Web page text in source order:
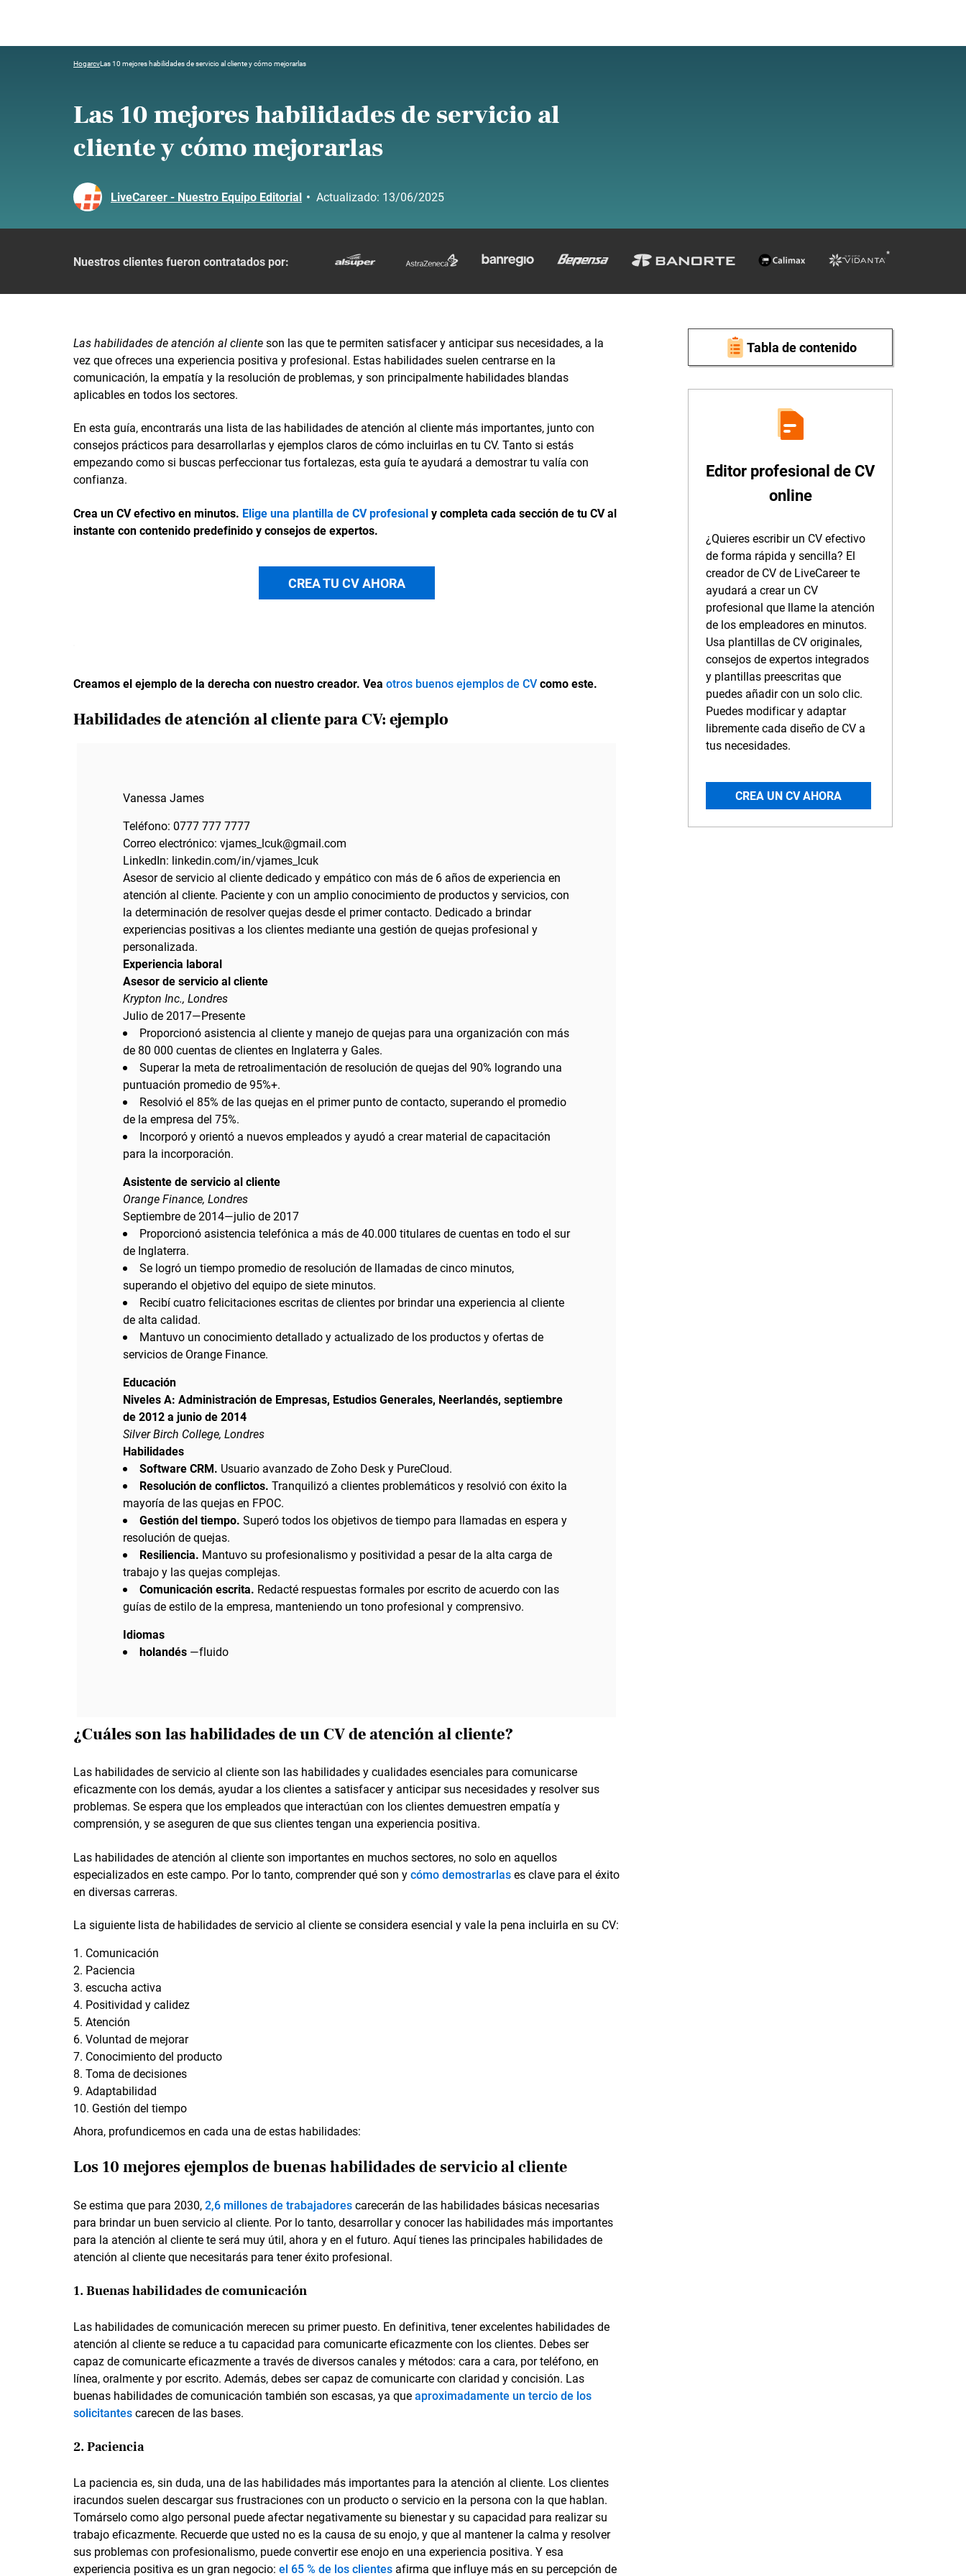
HogarcvLas 10 mejores habilidades de servicio al cliente y cómo mejorarlas
Las 10 mejores habilidades de servicio al
cliente y cómo mejorarlas
LiveCareer - Nuestro Equipo Editorial • Actualizado: 13/06/2025
Nuestros clientes fueron contratados por:
Tabla de contenido
Editor profesional de CV
online
¿Quieres escribir un CV efectivo
de forma rápida y sencilla? El
creador de CV de LiveCareer te
ayudará a crear un CV
profesional que llame la atención
de los empleadores en minutos.
Usa plantillas de CV originales,
consejos de expertos integrados
y plantillas preescritas que
puedes añadir con un solo clic.
Puedes modificar y adaptar
libremente cada diseño de CV a
tus necesidades.
CREA UN CV AHORA
Las habilidades de atención al clienteson las que te permiten satisfacer y anticipar sus necesidades, a la
vez que ofreces una experiencia positiva y profesional. Estas habilidades suelen centrarse en la
comunicación, la empatía y la resolución de problemas, y son principalmente habilidades blandas
aplicables en todos los sectores.
En esta guía, encontrarás una lista de las habilidades de atención al cliente más importantes, junto con
consejos prácticos para desarrollarlas y ejemplos claros de cómo incluirlas en tu CV. Tanto si estás
empezando como si buscas perfeccionar tus fortalezas, esta guía te ayudará a demostrar tu valía con
confianza.
Crea un CV efectivo en minutos. Elige una plantilla de CV profesionaly completa cada sección de tu CV al
instante con contenido predefinido y consejos de expertos.
CREA TU CV AHORA
Creamos el ejemplo de la derecha con nuestro creador. Vea otros buenos ejemplos de CVcomo este.
Habilidades de atención al cliente para CV: ejemplo
Vanessa James
Teléfono: 0777 777 7777
Correo electrónico: vjames_lcuk@gmail.com
LinkedIn: linkedin.com/in/vjames_lcuk
Asesor de servicio al cliente dedicado y empático con más de 6 años de experiencia en
atención al cliente. Paciente y con un amplio conocimiento de productos y servicios, con
la determinación de resolver quejas desde el primer contacto. Dedicado a brindar
experiencias positivas a los clientes mediante una gestión de quejas profesional y
personalizada.
Experiencia laboral
Asesor de servicio al cliente
Krypton Inc., Londres
Julio de 2017—Presente
Proporcionó asistencia al cliente y manejo de quejas para una organización con más
de 80 000 cuentas de clientes en Inglaterra y Gales.
Superar la meta de retroalimentación de resolución de quejas del 90% logrando una
puntuación promedio de 95%+.
Resolvió el 85% de las quejas en el primer punto de contacto, superando el promedio
de la empresa del 75%.
Incorporó y orientó a nuevos empleados y ayudó a crear material de capacitación
para la incorporación.
Asistente de servicio al cliente
Orange Finance, Londres
Septiembre de 2014—julio de 2017
Proporcionó asistencia telefónica a más de 40.000 titulares de cuentas en todo el sur
de Inglaterra.
Se logró un tiempo promedio de resolución de llamadas de cinco minutos,
superando el objetivo del equipo de siete minutos.
Recibí cuatro felicitaciones escritas de clientes por brindar una experiencia al cliente
de alta calidad.
Mantuvo un conocimiento detallado y actualizado de los productos y ofertas de
servicios de Orange Finance.
Educación
Niveles A: Administración de Empresas, Estudios Generales, Neerlandés, septiembre
de 2012 a junio de 2014
Silver Birch College, Londres
Habilidades
Software CRM. Usuario avanzado de Zoho Desk y PureCloud.
Resolución de conflictos. Tranquilizó a clientes problemáticos y resolvió con éxito la
mayoría de las quejas en FPOC.
Gestión del tiempo. Superó todos los objetivos de tiempo para llamadas en espera y
resolución de quejas.
Resiliencia. Mantuvo su profesionalismo y positividad a pesar de la alta carga de
trabajo y las quejas complejas.
Comunicación escrita. Redacté respuestas formales por escrito de acuerdo con las
guías de estilo de la empresa, manteniendo un tono profesional y comprensivo.
Idiomas
holandés —fluido
¿Cuáles son las habilidades de un CV de atención al cliente?
Las habilidades de servicio al cliente son las habilidades y cualidades esenciales para comunicarse
eficazmente con los demás, ayudar a los clientes a satisfacer y anticipar sus necesidades y resolver sus
problemas. Se espera que los empleados que interactúan con los clientes demuestren empatía y
comprensión, y se aseguren de que sus clientes tengan una experiencia positiva.
Las habilidades de atención al cliente son importantes en muchos sectores, no solo en aquellos
especializados en este campo. Por lo tanto, comprender qué son ycómo demostrarlases clave para el éxito
en diversas carreras.
La siguiente lista de habilidades de servicio al cliente se considera esencial y vale la pena incluirla en su CV:
Comunicación
Paciencia
escucha activa
Positividad y calidez
Atención
Voluntad de mejorar
Conocimiento del producto
Toma de decisiones
Adaptabilidad
Gestión del tiempo
Ahora, profundicemos en cada una de estas habilidades:
Los 10 mejores ejemplos de buenas habilidades de servicio al cliente
Se estima que para 2030,2,6 millones de trabajadorescarecerán de las habilidades básicas necesarias
para brindar un buen servicio al cliente. Por lo tanto, desarrollar y conocer las habilidades más importantes
para la atención al cliente te será muy útil, ahora y en el futuro. Aquí tienes las principales habilidades de
atención al cliente que necesitarás para tener éxito profesional.
1. Buenas habilidades de comunicación
Las habilidades de comunicación merecen su primer puesto. En definitiva, tener excelentes habilidades de
atención al cliente se reduce a tu capacidad para comunicarte eficazmente con los clientes. Debes ser
capaz de comunicarte eficazmente a través de diversos canales y métodos: cara a cara, por teléfono, en
línea, oralmente y por escrito. Además, debes ser capaz de comunicarte con claridad y concisión. Las
buenas habilidades de comunicación también son escasas, ya queaproximadamente un tercio de los
solicitantescarecen de las bases.
2. Paciencia
La paciencia es, sin duda, una de las habilidades más importantes para la atención al cliente. Los clientes
iracundos suelen descargar sus frustraciones con un producto o servicio en la persona con la que hablan.
Tomárselo como algo personal puede afectar negativamente su bienestar y su capacidad para realizar su
trabajo eficazmente. Recuerde que usted no es la causa de su enojo, y que al mantener la calma y resolver
sus problemas con profesionalismo, puede convertir ese enojo en una experiencia positiva. Y esa
experiencia positiva es un gran negocio: el 65 % de los clientes afirma que influye más en su percepción de